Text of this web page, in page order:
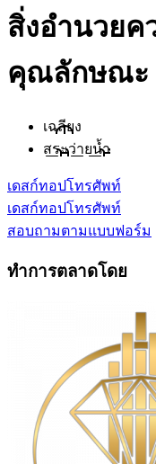
สิ่งอำนวยค
คุณลักษณะ
เฉลียง
สระว่ายน้ำ
เดสก์ทอปโทรศัพท์
เดสก์ทอปโทรศัพท์
สอบถามตามแบบฟอร์ม
ทำการตลาดโดย